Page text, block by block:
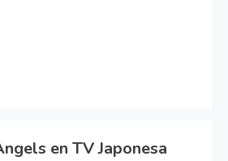
en TV Japonesa